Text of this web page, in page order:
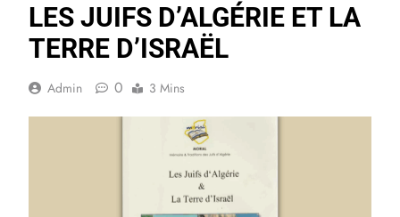
LES JUIFS D’ALGÉRIE ET LA
TERRE D’ISRAËL
Admin 0 3 Mins